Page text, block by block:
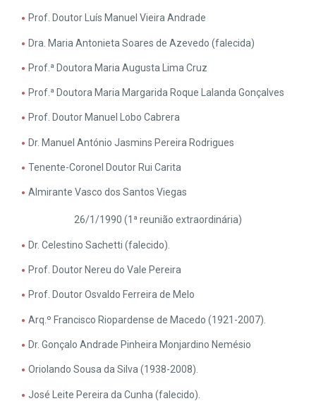
Prof. Doutor Luís Manuel Vieira Andrade
Dra. Maria Antonieta Soares de Azevedo (falecida)
Prof.ª Doutora Maria Augusta Lima Cruz
Prof.ª Doutora Maria Margarida Roque Lalanda Gonçalves
Prof. Doutor Manuel Lobo Cabrera
Dr. Manuel António Jasmins Pereira Rodrigues
Tenente-Coronel Doutor Rui Carita
Almirante Vasco dos Santos Viegas
26/1/1990 (1ª reunião extraordinária)
Dr. Celestino Sachetti (falecido).
Prof. Doutor Nereu do Vale Pereira
Prof. Doutor Osvaldo Ferreira de Melo
Arq.º Francisco Riopardense de Macedo (1921-2007).
Dr. Gonçalo Andrade Pinheira Monjardino Nemésio
Oriolando Sousa da Silva (1938-2008).
José Leite Pereira da Cunha (falecido).